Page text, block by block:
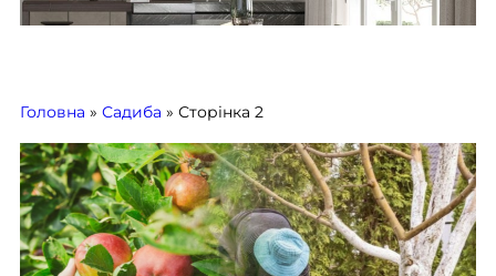
Головна » Садиба » Сторінка 2